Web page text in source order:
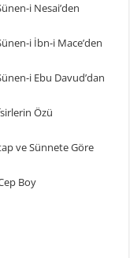
i Nesai’den
i İbn-i Mace’den
i Ebu Davud’dan
Özü
ve Sünnete Göre
Boy